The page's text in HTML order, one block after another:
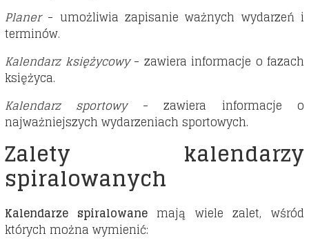
Planer- umożliwia zapisanie ważnych wydarzeń i
terminów.
Kalendarz księżycowy- zawiera informacje o fazach
księżyca.
Kalendarz sportowy- zawiera informacje o
najważniejszych wydarzeniach sportowych.
Zalety kalendarzy
spiralowanych
Kalendarze spiralowanemają wiele zalet, wśród
których można wymienić: